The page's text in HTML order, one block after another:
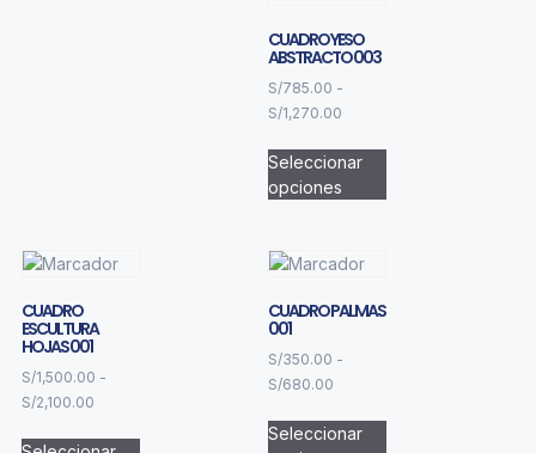
CUADRO YESO
ABSTRACTO 003
S/785.00 -
S/1,270.00
Seleccionar
opciones
CUADRO
ESCULTURA
HOJAS 001
S/1,500.00 -
S/2,100.00
CUADRO PALMAS
001
S/350.00 -
S/680.00
Seleccionar